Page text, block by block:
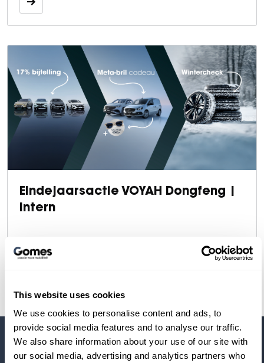
This website uses cookies
We use cookies to personalise content and ads, to
provide social media features and to analyse our traffic.
We also share information about your use of our site with
our social media, advertising and analytics partners who
Over ons
Eindejaarsactie VOYAH Dongfeng |
Intern